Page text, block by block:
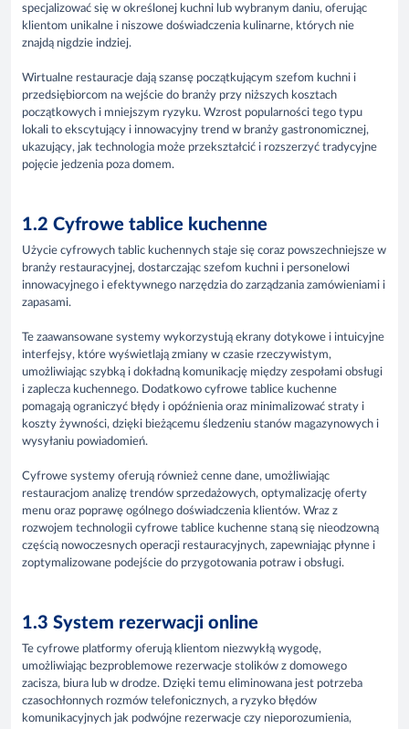
specjalizować się w określonej kuchni lub wybranym daniu, oferując
klientom unikalne i niszowe doświadczenia kulinarne, których nie
znajdą nigdzie indziej.
Wirtualne restauracje dają szansę początkującym szefom kuchni i
przedsiębiorcom na wejście do branży przy niższych kosztach
początkowych i mniejszym ryzyku. Wzrost popularności tego typu
lokali to ekscytujący i innowacyjny trend w branży gastronomicznej,
ukazujący, jak technologia może przekształcić i rozszerzyć tradycyjne
pojęcie jedzenia poza domem.
1.2 Cyfrowe tablice kuchenne
Użycie cyfrowych tablic kuchennych staje się coraz powszechniejsze w
branży restauracyjnej, dostarczając szefom kuchni i personelowi
innowacyjnego i efektywnego narzędzia do zarządzania zamówieniami i
zapasami.
Te zaawansowane systemy wykorzystują ekrany dotykowe i intuicyjne
interfejsy, które wyświetlają zmiany w czasie rzeczywistym,
umożliwiając szybką i dokładną komunikację między zespołami obsługi
i zaplecza kuchennego. Dodatkowo cyfrowe tablice kuchenne
pomagają ograniczyć błędy i opóźnienia oraz minimalizować straty i
koszty żywności, dzięki bieżącemu śledzeniu stanów magazynowych i
wysyłaniu powiadomień.
Cyfrowe systemy oferują również cenne dane, umożliwiając
restauracjom analizę trendów sprzedażowych, optymalizację oferty
menu oraz poprawę ogólnego doświadczenia klientów. Wraz z
rozwojem technologii cyfrowe tablice kuchenne staną się nieodzowną
częścią nowoczesnych operacji restauracyjnych, zapewniając płynne i
zoptymalizowane podejście do przygotowania potraw i obsługi.
1.3 System rezerwacji online
Te cyfrowe platformy oferują klientom niezwykłą wygodę,
umożliwiając bezproblemowe rezerwacje stolików z domowego
zacisza, biura lub w drodze. Dzięki temu eliminowana jest potrzeba
czasochłonnych rozmów telefonicznych, a ryzyko błędów
komunikacyjnych jak podwójne rezerwacje czy nieporozumienia,